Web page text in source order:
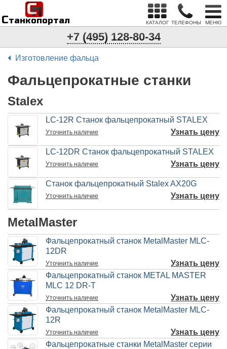
Станкопортал
п
С
КАТАЛОГ ТЕЛЕФОНЫ МЕНЮ
+7 (495) 128-80-34
Изготовление фальца
Фальцепрокатные станки
Stalex
LC-12R Станок фальцепрокатный STALEX
Уточнить наличие Узнать цену
LC-12DR Станок фальцепрокатный STALEX
Уточнить наличие Узнать цену
Станок фальцепрокатный Stalex AX20G
Уточнить наличие Узнать цену
MetalMaster
Фальцепрокатный станок MetalMaster MLC-
12DR
Уточнить наличие
Узнать цену
Фальцепрокатный станок METAL MASTER
MLC 12 DR-T
Уточнить наличие
Узнать цену
Фальцепрокатный станок MetalMaster MLC-
12R
Уточнить наличие
Узнать цену
Фальцепрокатные станки MetalMaster серии